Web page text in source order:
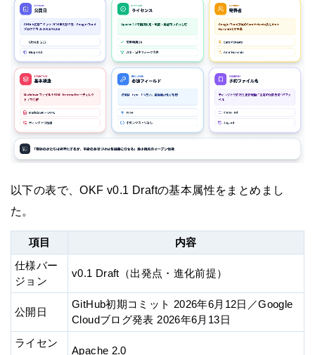
以下の表で、OKF v0.1 Draftの基本属性をまとめまし
た。
項目
内容
仕様バー
ジョン
v0.1 Draft（出発点・進化前提）
公開日
GitHub初期コミット 2026年6月12日／Google
Cloudブログ発表 2026年6月13日
ライセン
Apache 2.0